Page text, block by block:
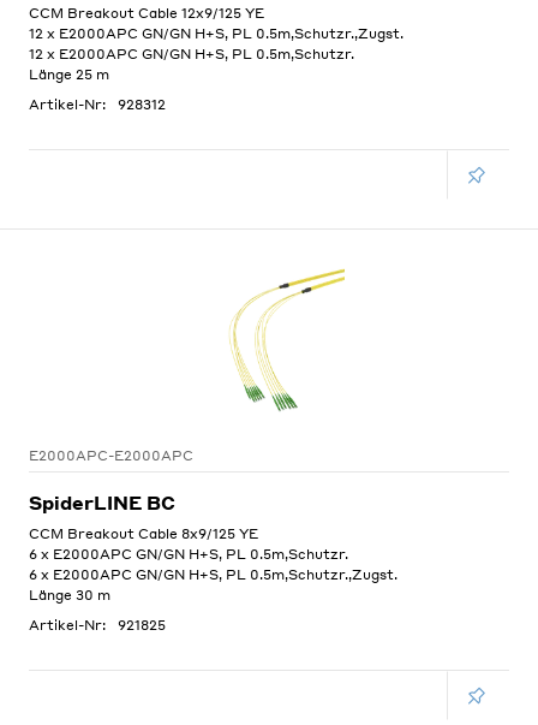
CCM Breakout Cable 12x9/125 YE
12 x E2000APC GN/GN H+S, PL 0.5m,Schutzr.,Zugst.
12 x E2000APC GN/GN H+S, PL 0.5m,Schutzr.
Länge 25 m
Artikel-Nr:
928312
E2000APC-E2000APC
SpiderLINE BC
CCM Breakout Cable 8x9/125 YE
6 x E2000APC GN/GN H+S, PL 0.5m,Schutzr.
6 x E2000APC GN/GN H+S, PL 0.5m,Schutzr.,Zugst.
Länge 30 m
Artikel-Nr:
921825